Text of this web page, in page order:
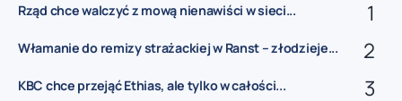
Rząd chce walczyć z mową nienawiści w sieci...
Włamanie do remizy strażackiej w Ranst – złodzieje...
KBC chce przejąć Ethias, ale tylko w całości...